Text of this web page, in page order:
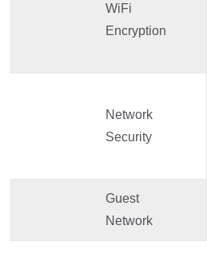
WiFi
Encryption
Network
Security
Guest
Network